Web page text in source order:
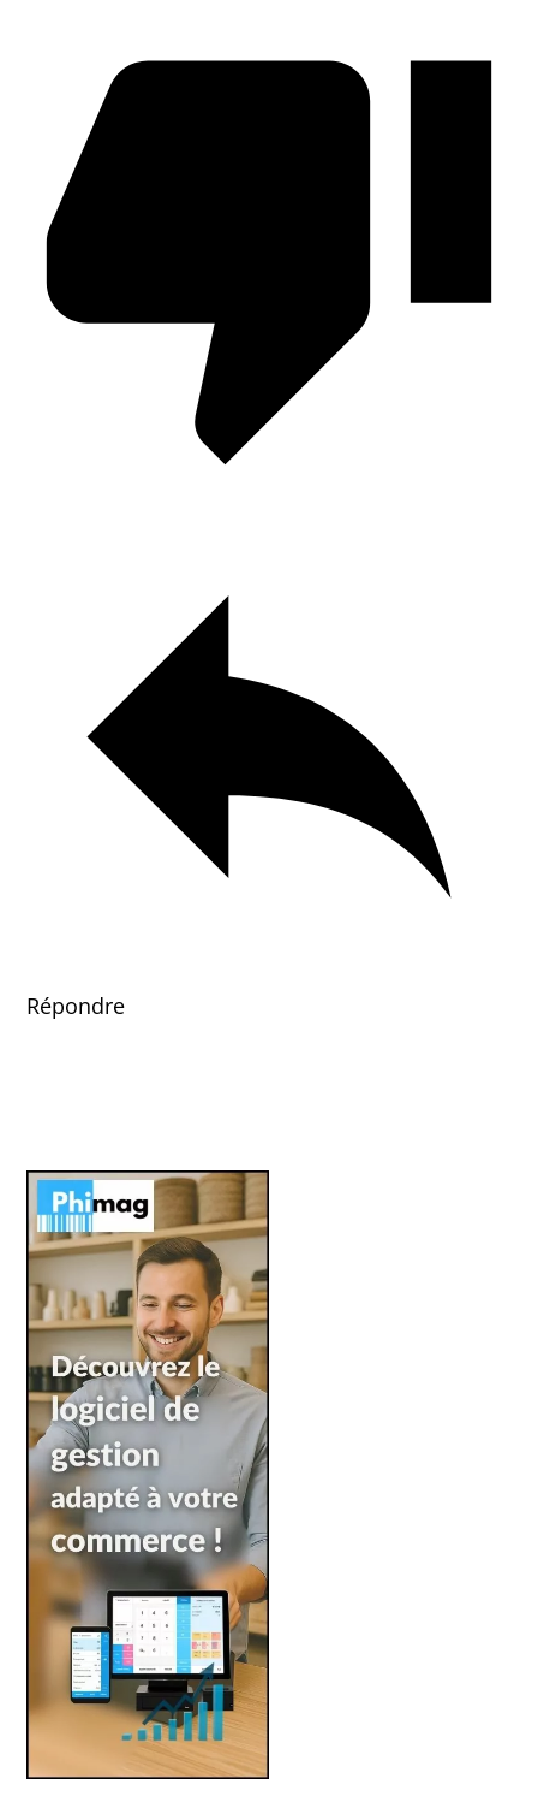
Répondre